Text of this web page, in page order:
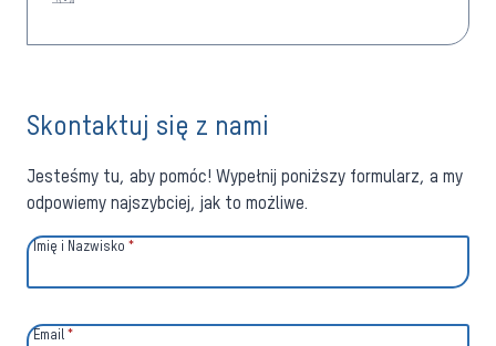
Skontaktuj się z nami
Jesteśmy tu, aby pomóc! Wypełnij poniższy formularz, a my
odpowiemy najszybciej, jak to możliwe.
Imię i Nazwisko *
Email *